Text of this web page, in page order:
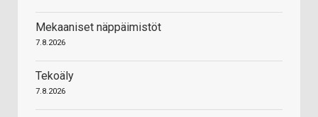
Mekaaniset näppäimistöt
7.8.2026
Tekoäly
7.8.2026